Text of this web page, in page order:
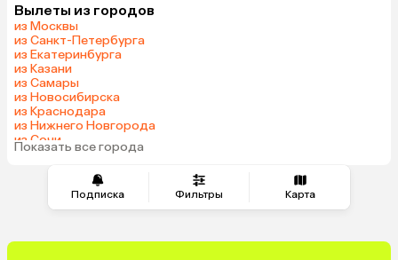
Подписка Фильтры Карта
Беларусь
Шри-Ланка
Азербайджан
Катар
Гонконг
Таджикистан
Вылеты из городов
из Москвы
из Санкт-Петербурга
из Екатеринбурга
из Казани
из Самары
из Новосибирска
из Краснодара
из Нижнего Новгорода
из Сочи
из Тюмени
Показать все города